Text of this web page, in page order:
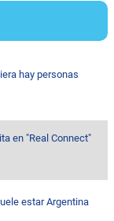
hay personas
en "Real Connect"
estar Argentina